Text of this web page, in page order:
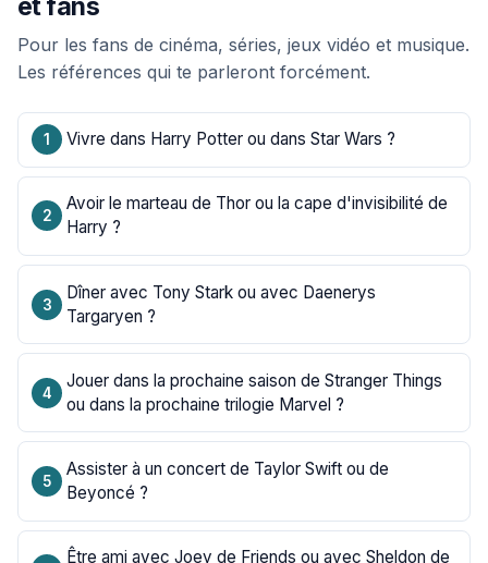
Pour les fans de cinéma, séries, jeux vidéo et musique.
Les références qui te parleront forcément.
Vivre dans Harry Potter ou dans Star Wars ?
Avoir le marteau de Thor ou la cape d'invisibilité de
Harry ?
Dîner avec Tony Stark ou avec Daenerys
Targaryen ?
Jouer dans la prochaine saison de Stranger Things
ou dans la prochaine trilogie Marvel ?
Assister à un concert de Taylor Swift ou de
Beyoncé ?
Être ami avec Joey de Friends ou avec Sheldon de